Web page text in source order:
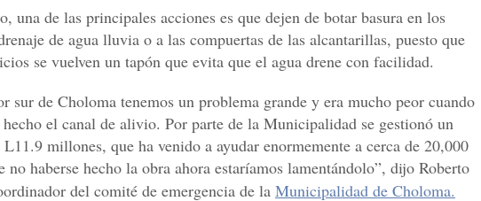
una de las principales acciones es que dejen de botar basura en los
de agua lluvia o a las compuertas de las alcantarillas, puesto que
se vuelven un tapón que evita que el agua drene con facilidad.
sur de Choloma tenemos un problema grande y era mucho peor cuando
hecho el canal de alivio. Por parte de la Municipalidad se gestionó un
L11.9 millones, que ha venido a ayudar enormemente a cerca de 20,000
no haberse hecho la obra ahora estaríamos lamentándolo”, dijo Roberto
del comité de emergencia de la Municipalidad de Choloma.